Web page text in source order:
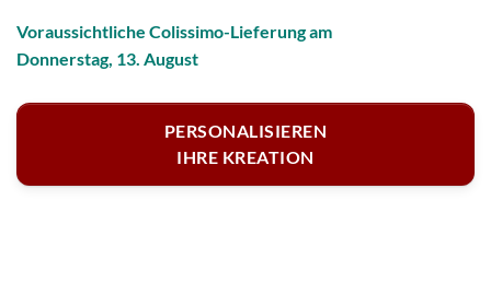
Voraussichtliche Colissimo-Lieferung am
Donnerstag, 13. August
PERSONALISIEREN
IHRE KREATION